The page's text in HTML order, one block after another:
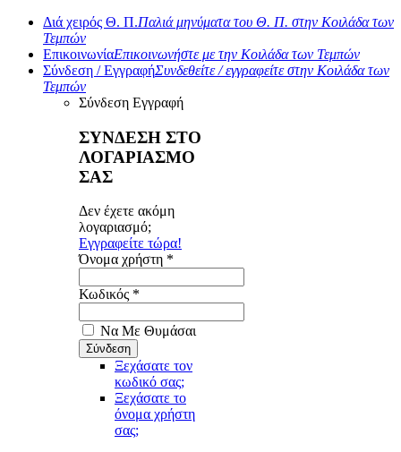
Διά χειρός Θ. Π.Παλιά μηνύματα του Θ. Π. στην Κοιλάδα των
Τεμπών
ΕπικοινωνίαΕπικοινωνήστε με την Κοιλάδα των Τεμπών
Σύνδεση / ΕγγραφήΣυνδεθείτε / εγγραφείτε στην Κοιλάδα των
Τεμπών
Σύνδεση Εγγραφή
ΣΥΝΔΕΣΗ ΣΤΟ
ΛΟΓΑΡΙΑΣΜΟ
ΣΑΣ
Δεν έχετε ακόμη
λογαριασμό;
Εγγραφείτε τώρα!
Όνομα χρήστη *
Κωδικός *
Να Με Θυμάσαι
Ξεχάσατε τον
κωδικό σας;
Ξεχάσατε το
όνομα χρήστη
σας;